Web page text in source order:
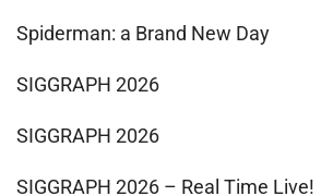
Spiderman: a Brand New Day
SIGGRAPH 2026
SIGGRAPH 2026
SIGGRAPH 2026 – Real Time Live!